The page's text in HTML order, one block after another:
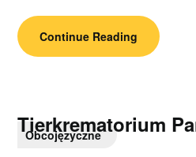
Continue Reading
Obcojęzyczne
Tierkrematorium